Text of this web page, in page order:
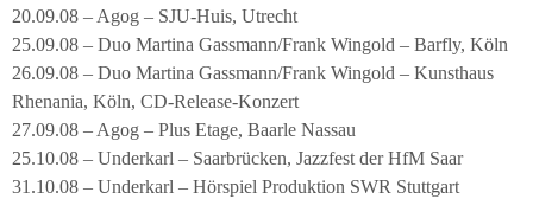
20.09.08 – Agog – SJU-Huis, Utrecht
25.09.08 – Duo Martina Gassmann/Frank Wingold – Barfly, Köln
26.09.08 – Duo Martina Gassmann/Frank Wingold – Kunsthaus
Rhenania, Köln, CD-Release-Konzert
27.09.08 – Agog – Plus Etage, Baarle Nassau
25.10.08 – Underkarl – Saarbrücken, Jazzfest der HfM Saar
31.10.08 – Underkarl – Hörspiel Produktion SWR Stuttgart